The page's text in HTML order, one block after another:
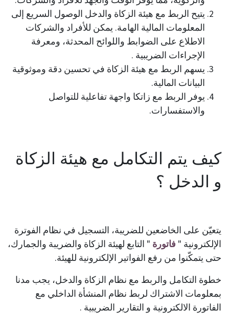
يتيح الربط مع هيئة الزكاة والدخل الوصول السريع إلى
المعلومات المالية الهامة. يمكن للأفراد والشركات
الاطلاع على الضوابط واللوائح المحدثة، ومعرفة
الإجراءات الضريبية .
يسهم الربط مع هيئة الزكاة في تحسين دقة وموثوقية
البيانات المالية.
يوفر الربط مع زاتكا واجهة تفاعلية للتواصل
والاستفسارات.
كيف يتم التكامل مع هيئة الزكاة
و الدخل ؟
يتعيّن على الخاضعين للضريبة، التسجيل في نظام الفوترة
الإلكترونية " فاتورة " التابع لهيئة الزكاة والضريبة والجمارك،
حتى يتمكّنوا من رفع الفواتير الإلكترونية للهيئة.
خطوة التكامل والربط مع نظام الزكاة والدخل، يجب مدنا
بمعلومات الاشتراك لربط نظام المنشأة الداخلي مع
الفاتورة الالكترونية و التقارير الضريبية .